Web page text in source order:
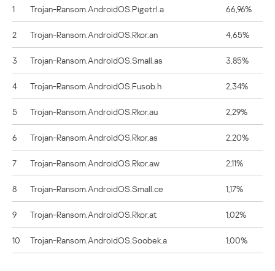
1 Trojan-Ransom.AndroidOS.Pigetrl.a 66,96%
2 Trojan-Ransom.AndroidOS.Rkor.an 4,65%
3 Trojan-Ransom.AndroidOS.Small.as 3,85%
4 Trojan-Ransom.AndroidOS.Fusob.h 2,34%
5 Trojan-Ransom.AndroidOS.Rkor.au 2,29%
6 Trojan-Ransom.AndroidOS.Rkor.as 2,20%
7 Trojan-Ransom.AndroidOS.Rkor.aw 2,11%
8 Trojan-Ransom.AndroidOS.Small.ce 1,17%
9 Trojan-Ransom.AndroidOS.Rkor.at 1,02%
10 Trojan-Ransom.AndroidOS.Soobek.a 1,00%